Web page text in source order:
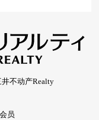
不动产Realty
员